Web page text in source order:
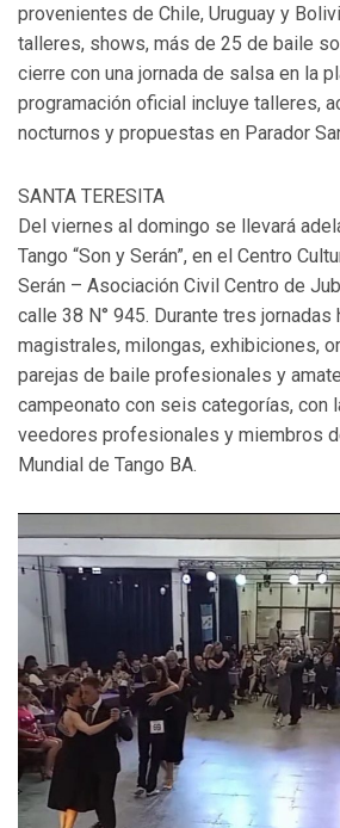
provenientes de Chile, Uruguay y
talleres, shows, más de 25 de baile
cierre con una jornada de salsa en la
programación oficial incluye talleres,
nocturnos y propuestas en Parador
SANTA TERESITA
Del viernes al domingo se llevará
Tango “Son y Serán”, en el Centro
Serán – Asociación Civil Centro de
calle 38 N° 945. Durante tres jornadas
magistrales, milongas, exhibiciones,
parejas de baile profesionales y
campeonato con seis categorías, con
veedores profesionales y miembros
Mundial de Tango BA.